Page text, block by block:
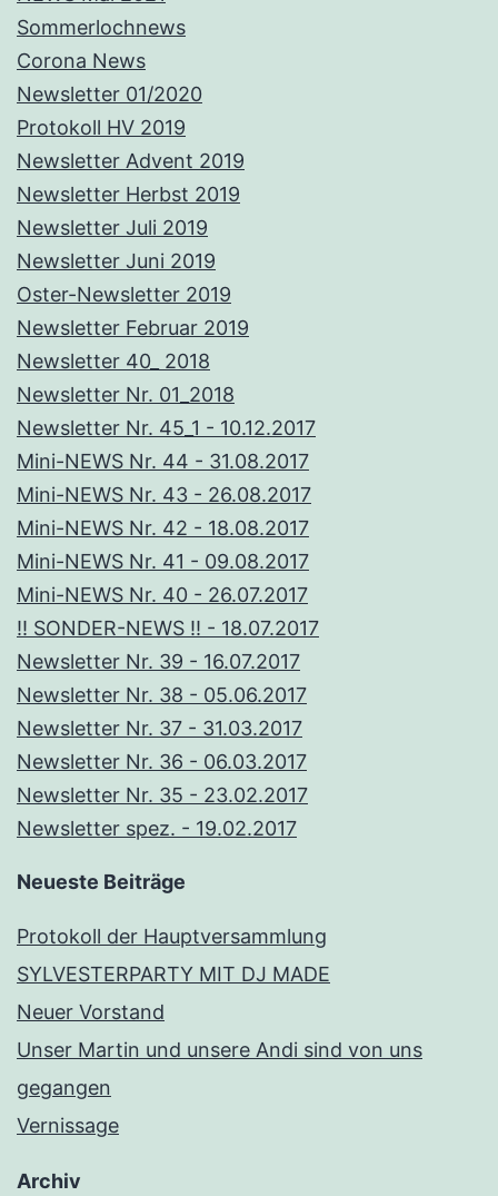
Sommerlochnews
Corona News
Newsletter 01/2020
Protokoll HV 2019
Newsletter Advent 2019
Newsletter Herbst 2019
Newsletter Juli 2019
Newsletter Juni 2019
Oster-Newsletter 2019
Newsletter Februar 2019
Newsletter 40_ 2018
Newsletter Nr. 01_2018
Newsletter Nr. 45_1 - 10.12.2017
Mini-NEWS Nr. 44 - 31.08.2017
Mini-NEWS Nr. 43 - 26.08.2017
Mini-NEWS Nr. 42 - 18.08.2017
Mini-NEWS Nr. 41 - 09.08.2017
Mini-NEWS Nr. 40 - 26.07.2017
!! SONDER-NEWS !! - 18.07.2017
Newsletter Nr. 39 - 16.07.2017
Newsletter Nr. 38 - 05.06.2017
Newsletter Nr. 37 - 31.03.2017
Newsletter Nr. 36 - 06.03.2017
Newsletter Nr. 35 - 23.02.2017
Newsletter spez. - 19.02.2017
Neueste Beiträge
Protokoll der Hauptversammlung
SYLVESTERPARTY MIT DJ MADE
Neuer Vorstand
Unser Martin und unsere Andi sind von uns
gegangen
Vernissage
Archiv